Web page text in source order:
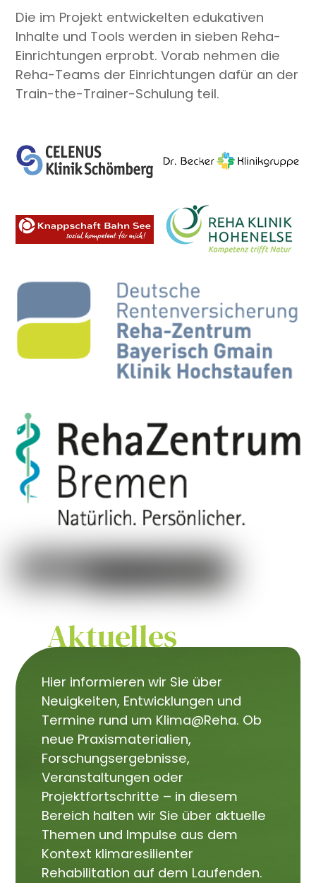
Die im Projekt entwickelten edukativen
Inhalte und Tools werden in sieben Reha-
Einrichtungen erprobt. Vorab nehmen die
Reha-Teams der Einrichtungen dafür an der
Train-the-Trainer-Schulung teil.
Aktuelles
Hier informieren wir Sie über
Neuigkeiten, Entwicklungen und
Termine rund um Klima@Reha. Ob
neue Praxismaterialien,
Forschungsergebnisse,
Veranstaltungen oder
Projektfortschritte – in diesem
Bereich halten wir Sie über aktuelle
Themen und Impulse aus dem
Kontext klimaresilienter
Rehabilitation auf dem Laufenden.